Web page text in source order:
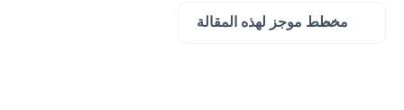
مخطط موجز لهذه المقالة